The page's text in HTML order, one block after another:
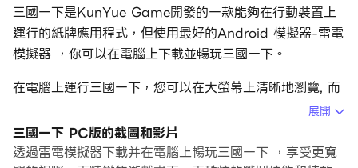
三國一下是KunYue Game開發的一款能夠在行動裝置上
運行的紙牌應用程式，但使用最好的Android 模擬器-雷電
模擬器 ，你可以在電腦上下載並暢玩三國一下。
在電腦上運行三國一下，您可以在大螢幕上清晰地瀏覽, 而
用滑鼠和鍵盤操控應用程式比用觸摸屏鍵盤要快得多，同時
你將永遠不必擔心設備的電量問題。
通過多開和同步功能，你甚至可以在PC上運行多個應用程
展開
三國一下 PC版的截圖和影片
透過雷電模擬器下載并在電腦上暢玩三國一下 ，享受更寬